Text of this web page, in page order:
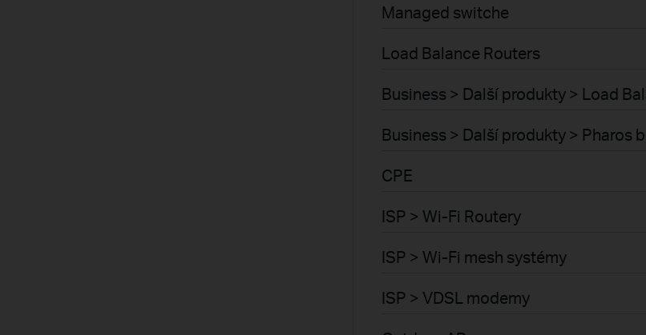
Managed switche
Load Balance Routers
Business > Další produkty > Load
Business > Další produkty > Pharos
CPE
ISP > Wi-Fi Routery
ISP > Wi-Fi mesh systémy
ISP > VDSL modemy